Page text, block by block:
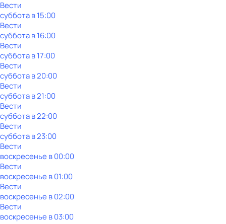
Вести
субботав15:00
Вести
субботав16:00
Вести
субботав17:00
Вести
субботав20:00
Вести
субботав21:00
Вести
субботав22:00
Вести
субботав23:00
Вести
воскресенье в00:00
Вести
воскресенье в01:00
Вести
воскресенье в02:00
Вести
воскресенье в03:00